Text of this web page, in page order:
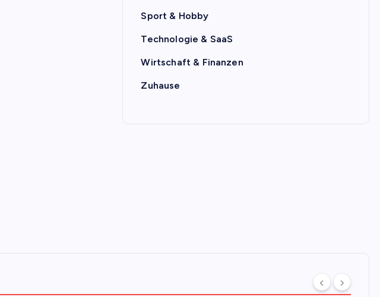
Sport & Hobby
Technologie & SaaS
Wirtschaft & Finanzen
Zuhause